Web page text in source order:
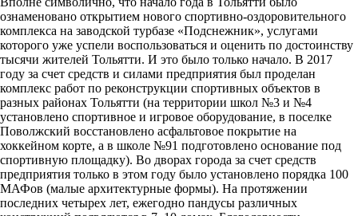
ознаменовано открытием нового спортивно-оздоровительного
комплекса на заводской турбазе «Подснежник», услугами
которого уже успели воспользоваться и оценить по достоинству
тысячи жителей Тольятти. И это было только начало. В 2017
году за счет средств и силами предприятия был проделан
комплекс работ по реконструкции спортивных объектов в
разных районах Тольятти (на территории школ №3 и №4
установлено спортивное и игровое оборудование, в поселке
Поволжский восстановлено асфальтовое покрытие на
хоккейном корте, а в школе №91 подготовлено основание под
спортивную площадку). Во дворах города за счет средств
предприятия только в этом году было установлено порядка 100
МАФов (малые архитектурные формы). На протяжении
последних четырех лет, ежегодно пандусы различных